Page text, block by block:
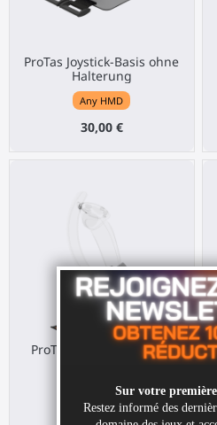
ProTas Joystick-Basis ohne
Halterung
Any HMD
30,00 €
ProTas Joystick für Valve
Valve Index
40,00 €